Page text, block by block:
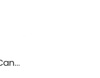
Bloco de Anotações com Caneta e Autoadesivos Personalizado